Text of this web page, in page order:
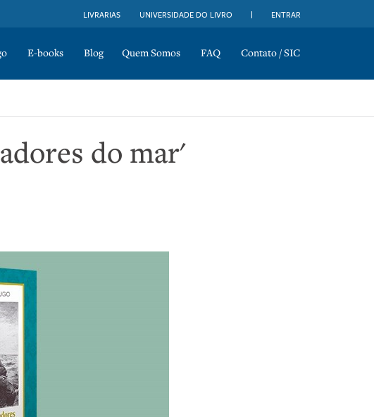
LIVRARIAS UNIVERSIDADE DO LIVRO ENTRAR
E-books Blog Quem Somos FAQ Contato / SIC
do mar'